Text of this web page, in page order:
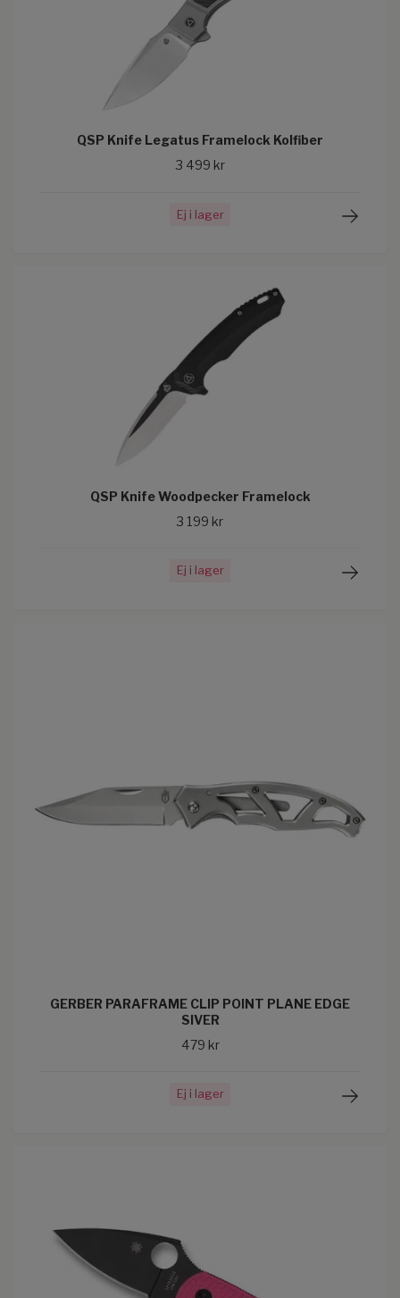
QSP Knife Legatus Framelock Kolfiber
3 499 kr
Ej i lager
QSP Knife Woodpecker Framelock
3 199 kr
Ej i lager
GERBER PARAFRAME CLIP POINT PLANE EDGE
SIVER
479 kr
Ej i lager